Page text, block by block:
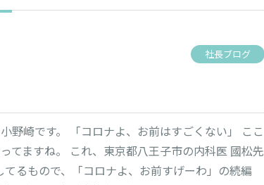
社長ブログ
野崎です。 「コロナよ、お前はすごくない」 ここ
てますね。 これ、東京都八王子市の内科医 國松先
てるもので、「コロナよ、お前すげーわ」の続編